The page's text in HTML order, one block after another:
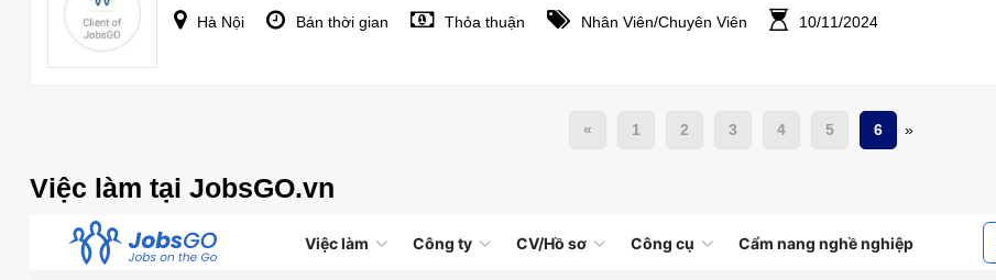
Hà Nội Bán thời gian Thỏa thuận Nhân Viên/Chuyên Viên 10/11/2024
« 1 2 3 4 5 6 »
Việc làm tại JobsGO.vn